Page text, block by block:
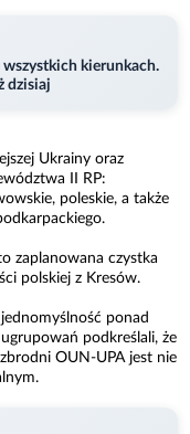
kierunkach.
dzisiaj
Ukrainy oraz
II RP:
poleskie, a także
zaplanowana czystka
polskiej z Kresów.
ponad
podkreślali, że
OUN-UPA jest nie